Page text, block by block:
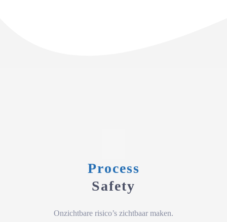
Process
Safety
Onzichtbare risico’s zichtbaar maken.